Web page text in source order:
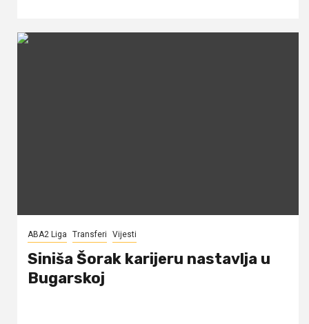
ABA2 Liga Transferi Vijesti
Siniša Šorak karijeru nastavlja u
Bugarskoj